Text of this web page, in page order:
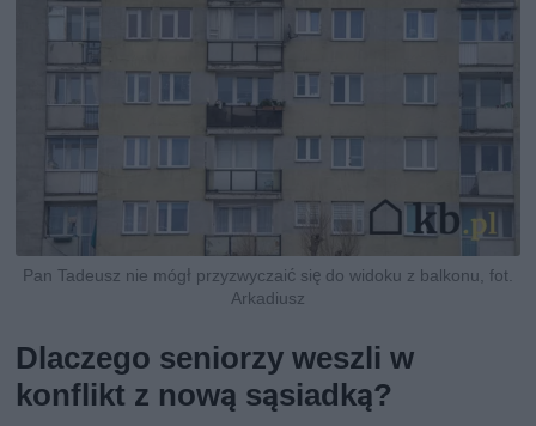
Pan Tadeusz nie mógł przyzwyczaić się do widoku z balkonu, fot.
Arkadiusz
Dlaczego seniorzy weszli w
konflikt z nową sąsiadką?